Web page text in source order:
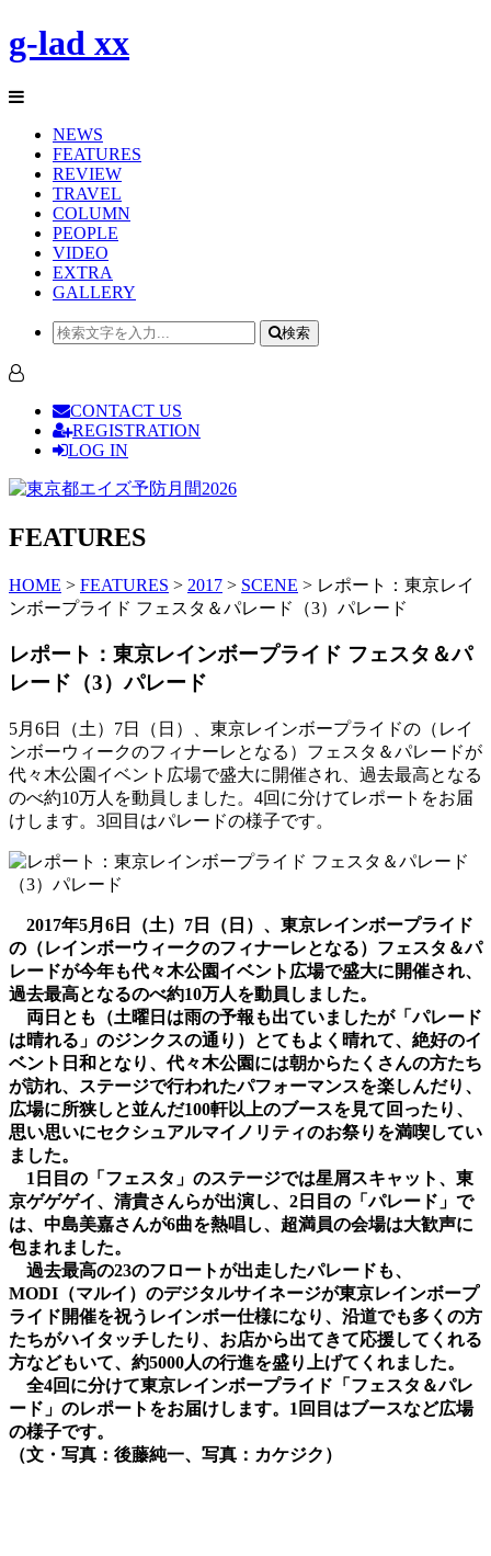
g-lad xx
NEWS
FEATURES
REVIEW
TRAVEL
COLUMN
PEOPLE
VIDEO
EXTRA
GALLERY
検索
CONTACT US
REGISTRATION
LOG IN
FEATURES
HOME > FEATURES > 2017 > SCENE > レポート：東京レイ
ンボープライド フェスタ＆パレード（3）パレード
レポート：東京レインボープライド フェスタ＆パ
レード（3）パレード
5月6日（土）7日（日）、東京レインボープライドの（レイ
ンボーウィークのフィナーレとなる）フェスタ＆パレードが
代々木公園イベント広場で盛大に開催され、過去最高となる
のべ約10万人を動員しました。4回に分けてレポートをお届
けします。3回目はパレードの様子です。
2017年5月6日（土）7日（日）、東京レインボープライド
の（レインボーウィークのフィナーレとなる）フェスタ＆パ
レードが今年も代々木公園イベント広場で盛大に開催され、
過去最高となるのべ約10万人を動員しました。
両日とも（土曜日は雨の予報も出ていましたが「パレード
は晴れる」のジンクスの通り）とてもよく晴れて、絶好のイ
ベント日和となり、代々木公園には朝からたくさんの方たち
が訪れ、ステージで行われたパフォーマンスを楽しんだり、
広場に所狭しと並んだ100軒以上のブースを見て回ったり、
思い思いにセクシュアルマイノリティのお祭りを満喫してい
ました。
1日目の「フェスタ」のステージでは星屑スキャット、東
京ゲゲゲイ、清貴さんらが出演し、2日目の「パレード」で
は、中島美嘉さんが6曲を熱唱し、超満員の会場は大歓声に
包まれました。
過去最高の23のフロートが出走したパレードも、
MODI（マルイ）のデジタルサイネージが東京レインボープ
ライド開催を祝うレインボー仕様になり、沿道でも多くの方
たちがハイタッチしたり、お店から出てきて応援してくれる
方などもいて、約5000人の行進を盛り上げてくれました。
全4回に分けて東京レインボープライド「フェスタ＆パレ
ード」のレポートをお届けします。1回目はブースなど広場
の様子です。
（文・写真：後藤純一、写真：カケジク）